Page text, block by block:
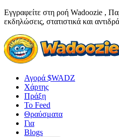
Εγγραφείτε στη ροή Wadoozie ,
εκδηλώσεις, στατιστικά και
Αγορά $WADZ
Χάρτης
Πράξη
Το Feed
Θραύσματα
Για
Blogs